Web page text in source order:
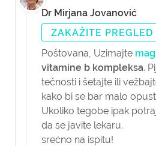
Dr Mirjana Jovanović
ZAKAŽITE PREGLED
Poštovana, Uzimajte
vitamine b kompleksa.
tečnosti i šetajte ili
kako bi se bar malo
Ukoliko tegobe ipak
da se javite lekaru.
srećno na ispitu!